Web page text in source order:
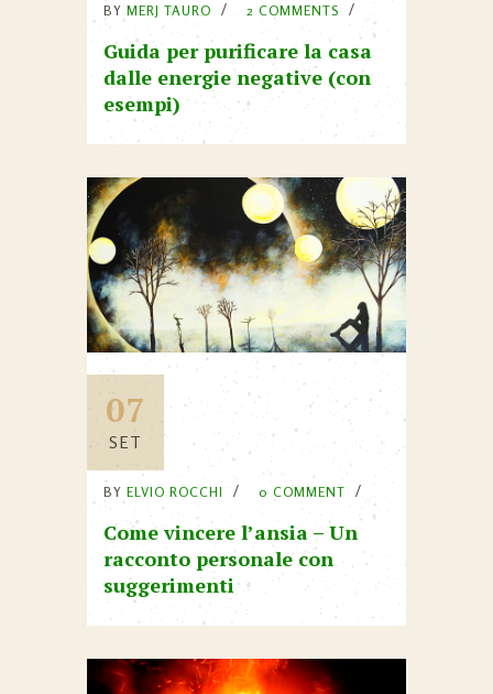
BY MERJ TAURO 2 COMMENTS
Guida per purificare la casa
dalle energie negative (con
esempi)
07
SET
BY ELVIO ROCCHI 0 COMMENT
Come vincere l’ansia – Un
racconto personale con
suggerimenti